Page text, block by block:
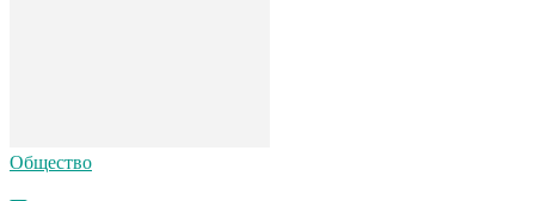
Общество